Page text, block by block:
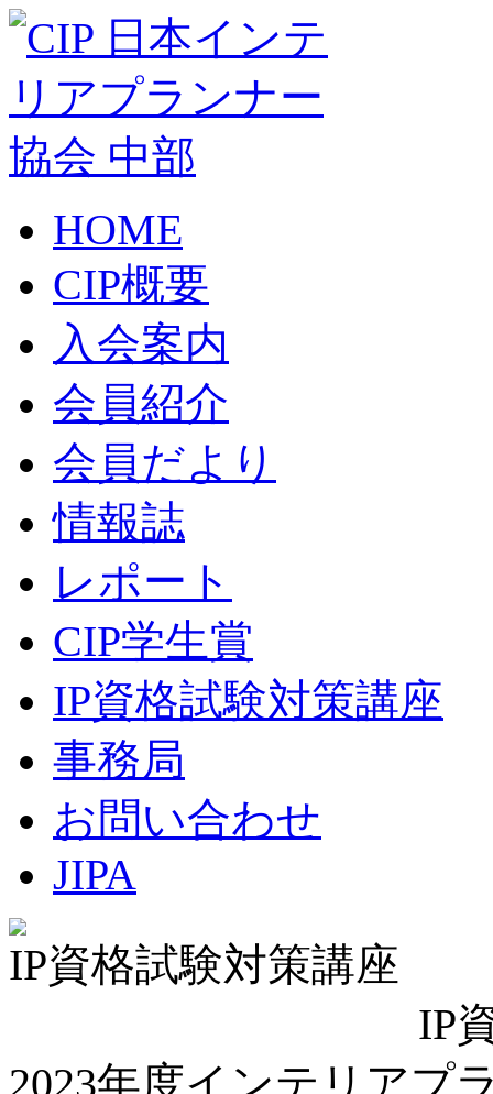
HOME
CIP概要
入会案内
会員紹介
会員だより
情報誌
レポート
CIP学生賞
IP資格試験対策講座
事務局
お問い合わせ
JIPA
IP資格試験対策講座
IP
2023年度インテリアプ